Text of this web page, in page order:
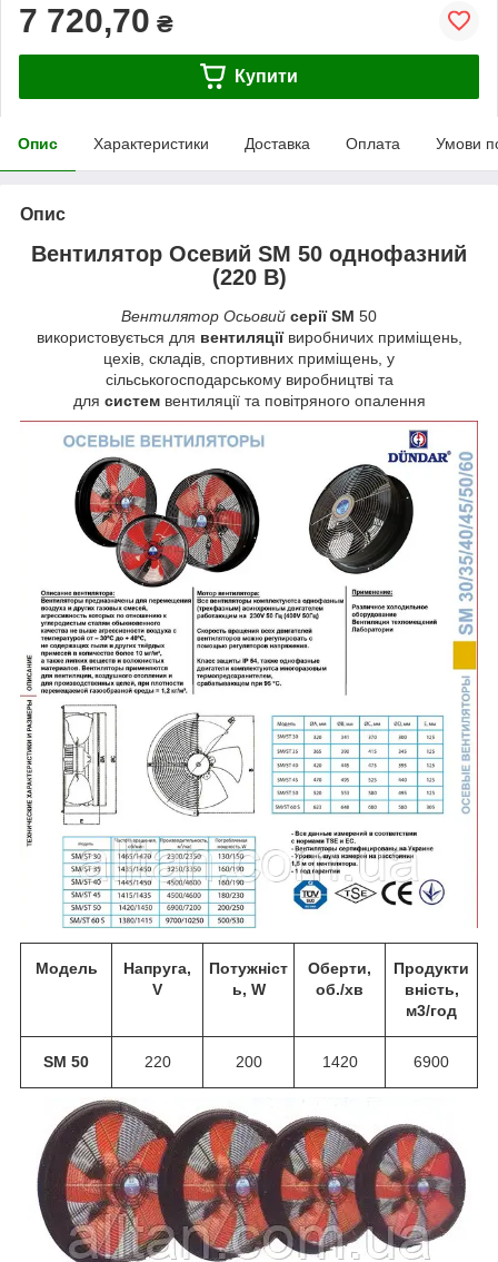
7 720,70 ₴
Купити
Опис Характеристики Доставка Оплата Умови
Опис
Вентилятор Осевий SM 50 однофазний
(220 В)
Вентилятор Осьовий серії SM 50
використовується для вентиляціївиробничих приміщень,
цехів, складів, спортивних приміщень, у
сільськогосподарському виробництві та
для системвентиляції та повітряного опалення
Модель
Напруга,
V
Потужніст
ь, W
Оберти,
об./хв
Продукти
вність,
м3/год
SM 50 220 200 1420 6900